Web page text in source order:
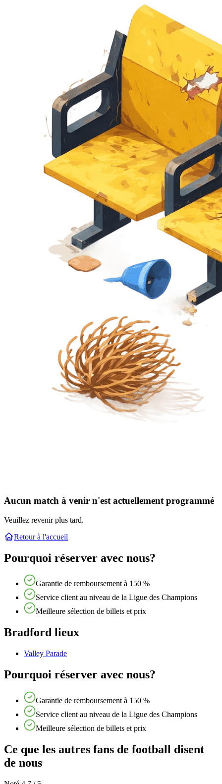
Aucun match à venir n'est actuellement programmé
Veuillez revenir plus tard.
Retour à l'accueil
Pourquoi réserver avec nous?
Garantie de remboursement à 150 %
Service client au niveau de la Ligue des Champions
Meilleure sélection de billets et prix
Bradford lieux
Valley Parade
Pourquoi réserver avec nous?
Garantie de remboursement à 150 %
Service client au niveau de la Ligue des Champions
Meilleure sélection de billets et prix
Ce que les autres fans de football disent
de nous